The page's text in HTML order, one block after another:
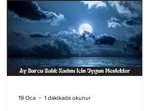
19 Oca 1 dakikada okunur